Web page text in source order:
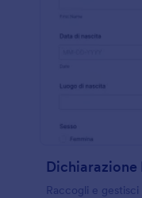
Dichiarazione
Raccogli e